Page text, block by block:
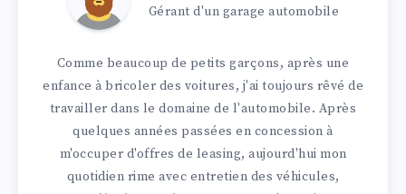
Gérant d'un garage automobile
Comme beaucoup de petits garçons, après une
enfance à bricoler des voitures, j'ai toujours rêvé de
travailler dans le domaine de l'automobile. Après
quelques années passées en concession à
m'occuper d'offres de leasing, aujourd'hui mon
quotidien rime avec entretien des véhicules,